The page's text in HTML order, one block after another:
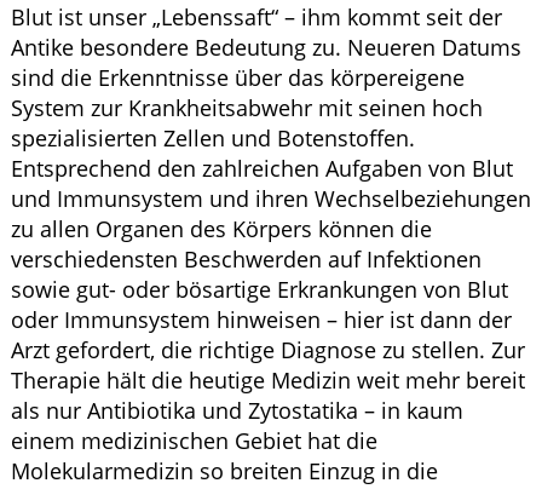
Blut ist unser „Lebenssaft“ – ihm kommt seit der
Antike besondere Bedeutung zu. Neueren Datums
sind die Erkenntnisse über das körpereigene
System zur Krankheitsabwehr mit seinen hoch
spezialisierten Zellen und Botenstoffen.
Entsprechend den zahlreichen Aufgaben von Blut
und Immunsystem und ihren Wechselbeziehungen
zu allen Organen des Körpers können die
verschiedensten Beschwerden auf Infektionen
sowie gut- oder bösartige Erkrankungen von Blut
oder Immunsystem hinweisen – hier ist dann der
Arzt gefordert, die richtige Diagnose zu stellen. Zur
Therapie hält die heutige Medizin weit mehr bereit
als nur Antibiotika und Zytostatika – in kaum
einem medizinischen Gebiet hat die
Molekularmedizin so breiten Einzug in die